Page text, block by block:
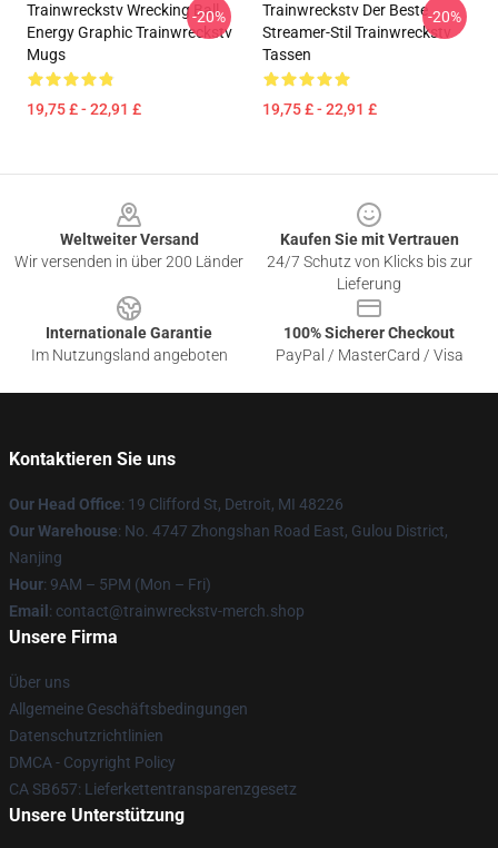
Trainwreckstv Wrecking Ball
Energy Graphic Trainwreckstv
Mugs
19,75 £ - 22,91 £
-20%
Trainwreckstv Der Beste
Streamer-Stil Trainwreckstv
Tassen
19,75 £ - 22,91 £
-20%
Weltweiter Versand
Wir versenden in über 200 Länder
Kaufen Sie mit Vertrauen
24/7 Schutz von Klicks bis zur
Lieferung
Internationale Garantie
Im Nutzungsland angeboten
100% Sicherer Checkout
PayPal / MasterCard / Visa
Kontaktieren Sie uns
Our Head Office: 19 Clifford St, Detroit, MI 48226
Our Warehouse: No. 4747 Zhongshan Road East, Gulou District,
Nanjing
Hour: 9AM – 5PM (Mon – Fri)
Email : contact@trainwreckstv-merch.shop
Unsere Firma
Über uns
Allgemeine Geschäftsbedingungen
Datenschutzrichtlinien
DMCA - Copyright Policy
CA SB657: Lieferkettentransparenzgesetz
Unsere Unterstützung